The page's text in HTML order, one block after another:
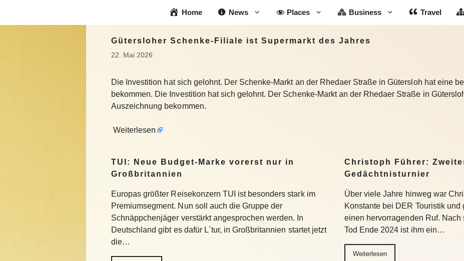
Home News Places Business Travel
Gütersloher Schenke-Filiale ist Supermarkt des Jahres
22. Mai 2026
Die Investition hat sich gelohnt. Der Schenke-Markt an der Rhedaer Straße in Gütersloh hat eine
bekommen. Die Investition hat sich gelohnt. Der Schenke-Markt an der Rhedaer Straße in
Auszeichnung bekommen.
Weiterlesen
TUI: Neue Budget-Marke vorerst nur in
Großbritannien
Europas größter Reisekonzern TUI ist besonders stark im
Premiumsegment. Nun soll auch die Gruppe der
Schnäppchenjäger verstärkt angesprochen werden. In
Deutschland gibt es dafür L´tur, in Großbritannien startet jetzt
die…
Christoph Führer:
Gedächtnisturnier
Über viele Jahre hinweg war
Konstante bei DER Touristik
einen hervorragenden Ruf.
Tod Ende 2024 ist ihm ein…
Weiterlesen